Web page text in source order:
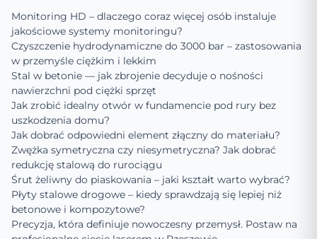
Monitoring HD – dlaczego coraz więcej osób instaluje
jakościowe systemy monitoringu?
Czyszczenie hydrodynamiczne do 3000 bar – zastosowania
w przemyśle ciężkim i lekkim
Stal w betonie — jak zbrojenie decyduje o nośności
nawierzchni pod ciężki sprzęt
Jak zrobić idealny otwór w fundamencie pod rury bez
uszkodzenia domu?
Jak dobrać odpowiedni element złączny do materiału?
Zwężka symetryczna czy niesymetryczna? Jak dobrać
redukcję stalową do rurociągu
Śrut żeliwny do piaskowania – jaki kształt warto wybrać?
Płyty stalowe drogowe – kiedy sprawdzają się lepiej niż
betonowe i kompozytowe?
Precyzja, która definiuje nowoczesny przemysł. Postaw na